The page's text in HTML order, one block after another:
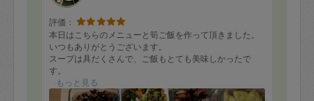
評価：
本日はこちらのメニューと筍ご飯を作って頂きました。
いつもありがとうございます。
スープは具だくさんで、ご飯もとても美味しかったで
す。
キッチンもきれいになっていて非常に助かりました。
次回も楽しみにしております！
もっと見る